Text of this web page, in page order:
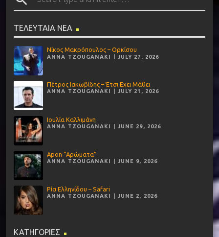
ΤΕΛΕΥΤΑΙΑ ΝΕΑ
Νίκος Μακρόπουλος – Ορκίσου
ANNA TZOUGANAKI | JULY 27, 2026
Πέτρος Ιακωβίδης – Έτσι Εχει Μάθει
ANNA TZOUGANAKI | JULY 21, 2026
Ιουλία Καλλιμάνη
ANNA TZOUGANAKI | JUNE 29, 2026
Apon “Αρώματα”
ANNA TZOUGANAKI | JUNE 9, 2026
Ρία Ελληνίδου – Safari
ANNA TZOUGANAKI | JUNE 2, 2026
ΚΑΤΗΓΟΡΙΕΣ